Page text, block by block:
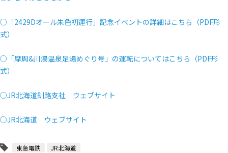
○「2429Dオール朱色初運行」記念イベントの詳細はこちら（PDF形
式）
○「摩周&川湯温泉足湯めぐり号」の運転についてはこちら（PDF形
式）
○JR北海道釧路支社 ウェブサイト
○JR北海道 ウェブサイト
東急電鉄 JR北海道